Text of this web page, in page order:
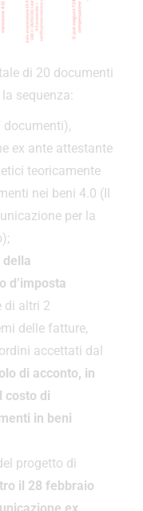
di 20 documenti
sequenza:
documenti),
ex ante attestante
teoricamente
nei beni 4.0 (Il
per la
della
d’imposta
di altri 2
delle fatture,
accettati dal
di acconto, in
costo di
in beni
progetto di
il 28 febbraio